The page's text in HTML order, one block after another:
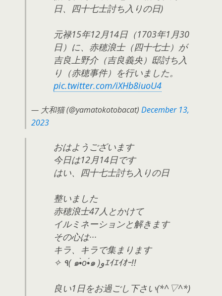
日、四十七士討ち入りの日)
元禄15年12月14日（1703年1月30
日）に、赤穂浪士（四十七士）が
吉良上野介（吉良義央）邸討ち入
り（赤穂事件）を行いました。
pic.twitter.com/iXHb8iuoU4
— 大和猫 (@yamatokotobacat) December 13,
2023
おはようございます
今日は12月14日です
はい、四十七士討ち入りの日
整いました
赤穂浪士47人とかけて
イルミネーションと解きます
その心は···
キラ、キラで集まります
✧ ٩( ๑•̀o•́๑ )وｴｲｴｲｵｰ!!
良い1日をお過ごし下さい(*^▽^*)